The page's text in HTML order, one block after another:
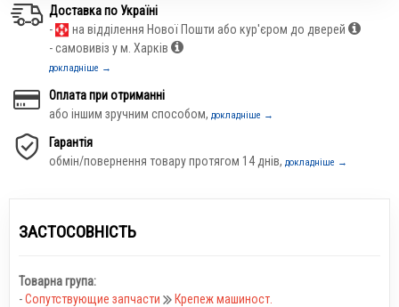
Доставка по Україні
-
на відділення Нової Пошти або кур'єром до дверей
- самовивіз у м. Харків
докладніше →
Оплата при отриманні
або іншим зручним способом, докладніше →
Гарантія
обмін/повернення товару протягом 14 днів, докладніше →
ЗАСТОСОВНІСТЬ
Товарна група:
-Сопутствующие запчасти
Крепеж машиност.